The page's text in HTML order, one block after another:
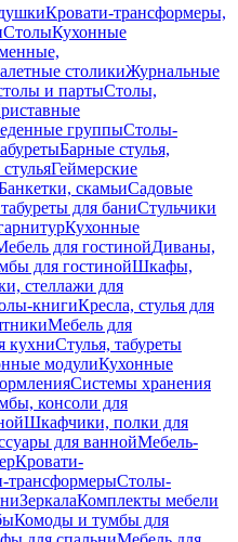
Кровати-трансформеры,
СтолыКухонные
столикиЖурнальные
и партыСтолы,
группыСтолы-
Барные стулья,
Геймерские
скамьиСадовые
для баниСтульчики
Кухонные
для гостинойДиваны,
для гостинойШкафы,
стеллажи для
книгиКресла, стулья для
Мебель для
кухниСтулья, табуреты
модулиКухонные
Системы хранения
консоли для
Шкафчики, полки для
для ваннойМебель-
Кровати-
трансформерыСтолы-
ЗеркалаКомплекты мебели
Комоды и тумбы для